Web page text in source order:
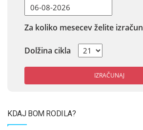
Za koliko mesecev želite izračun
Dolžina cikla
IZRAČUNAJ
KDAJ BOM RODILA?